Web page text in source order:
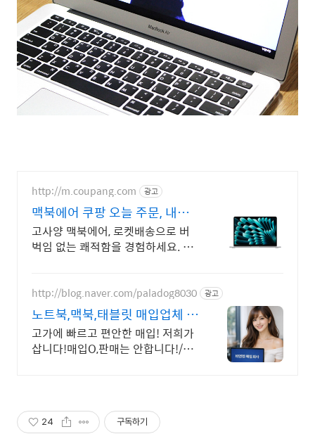
http://m.coupang.com 광고
맥북에어 쿠팡 오늘 주문, 내일
바로 도착
고사양 맥북에어, 로켓배송으로 버
벅임 없는 쾌적함을 경험하세요. 휴
http://blog.naver.com/paladog8030 광고
노트북,맥북,태블릿 매입업체 저
희가 삽니다! 매입O판매X
고가에 빠르고 편안한 매입! 저희가
삽니다!매입O,판매는 안합니다!/17
24 구독하기